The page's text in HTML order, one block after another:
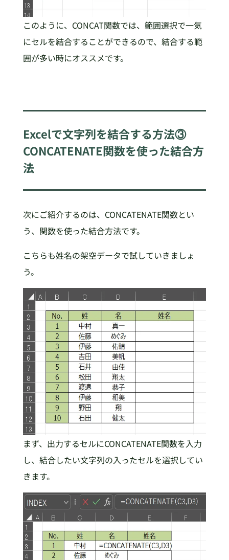
このように、CONCAT関数では、範囲選択で一気
にセルを結合することができるので、結合する範
囲が多い時にオススメです。
Excelで文字列を結合する方法③
CONCATENATE関数を使った結合方
法
次にご紹介するのは、CONCATENATE関数とい
う、関数を使った結合方法です。
こちらも姓名の架空データで試していきましょ
う。
まず、出力するセルにCONCATENATE関数を入力
し、結合したい文字列の入ったセルを選択してい
きます。